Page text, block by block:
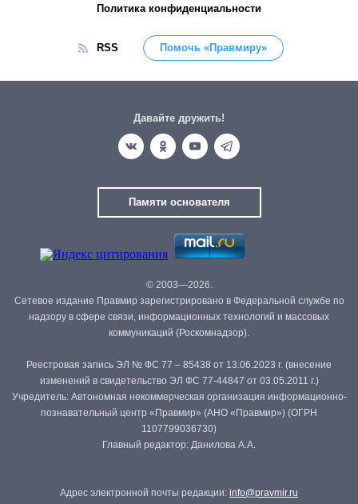
Политика конфиденциальности
RSS Помочь «Правмиру»
Давайте дружить!
Памяти основателя
© 2003—2026.
Сетевое издание Правмир зарегистрировано в Федеральной службе по
надзору в сфере связи, информационных технологий и массовых
коммуникаций (Роскомнадзор).
Реестровая запись ЭЛ № ФС 77 – 85438 от 13.06.2023 г. (внесение
изменений в свидетельство ЭЛ ФС 77-44847 от 03.05.2011 г.)
Учредитель: Автономная некоммерческая организация информационно-
познавательный центр «Правмир» (АНО «Правмир») (ОГРН
1107799036730)
Главный редактор: Данилова А.А.
Адрес электронной почты редакции: info@pravmir.ru